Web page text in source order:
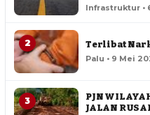
Infrastruktur •
2 Terlibat
Palu • 9 Mei
3
PJN
JALAN